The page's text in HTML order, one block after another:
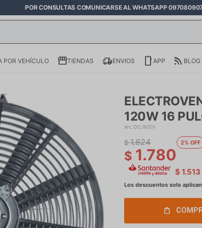
POR CONSULTAS COMUNICARSE AL WHATSAPP
POR VEHÍCULO TIENDAS ENVIOS APP BLOG
120W 16
DC.1612V
$ 1.780
$ 1.824 2
$ 1.513